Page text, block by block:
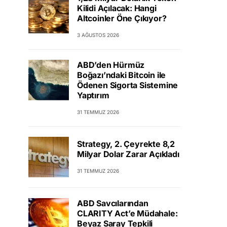
Kilidi Açılacak: Hangi
Altcoinler Öne Çıkıyor?
3 AĞUSTOS 2026
ABD’den Hürmüz
Boğazı’ndaki Bitcoin ile
Ödenen Sigorta Sistemine
Yaptırım
31 TEMMUZ 2026
Strategy, 2. Çeyrekte 8,2
Milyar Dolar Zarar Açıkladı
31 TEMMUZ 2026
ABD Savcılarından
CLARITY Act’e Müdahale:
Beyaz Saray Tepkili